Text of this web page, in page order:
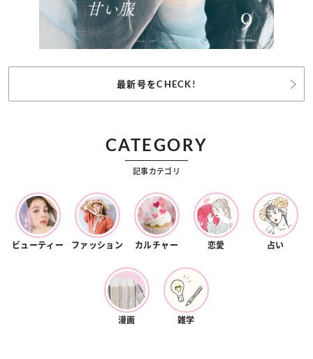
最新号をCHECK!
CATEGORY
記事カテゴリ
ビューティー ファッション カルチャー 恋愛 占い
漫画 雑学